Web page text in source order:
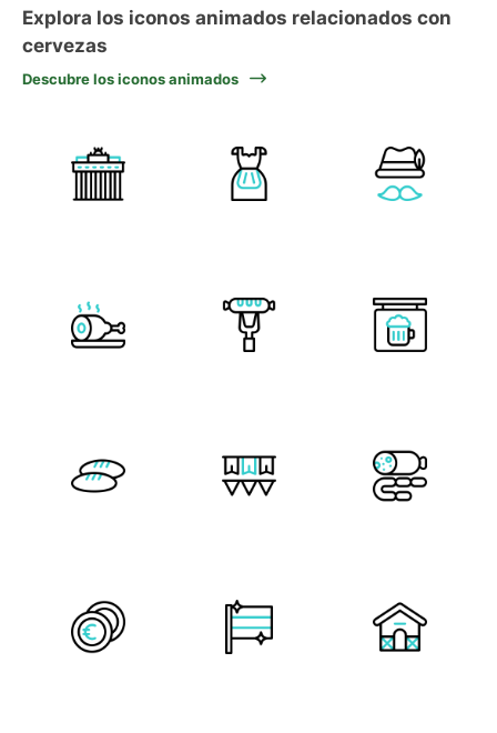
Explora los iconos animados relacionados con
cervezas
Descubre los iconos animados